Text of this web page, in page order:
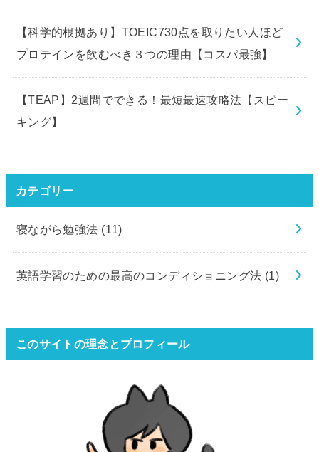
【科学的根拠あり】TOEIC730点を取りたい人ほど
プロテインを飲むべき３つの理由【コスパ最強】
【TEAP】2週間でできる！最短最速攻略法【スピー
キング】
カテゴリー
寝ながら勉強法 (11)
英語学習のための最高のコンディショニング法 (1)
このサイトの理念とプロフィール